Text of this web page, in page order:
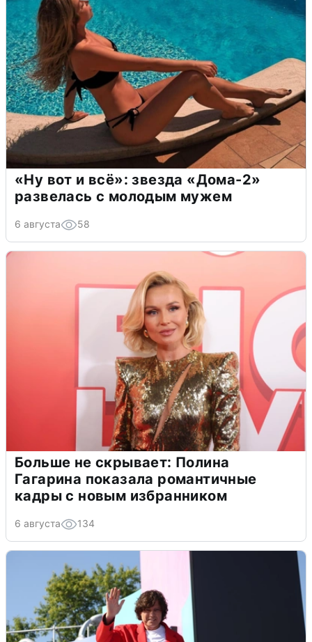
«Ну вот и всё»: звезда «Дома-2»
развелась с молодым мужем
6 августа 58
Больше не скрывает: Полина
Гагарина показала романтичные
кадры с новым избранником
6 августа 134